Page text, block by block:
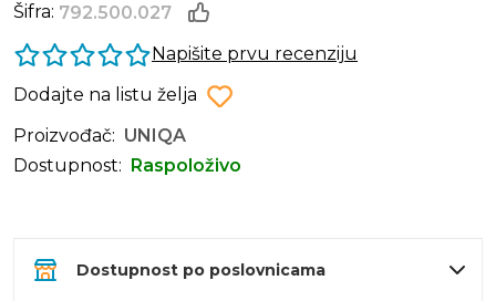
Šifra: 792.500.027
Napišite prvu recenziju
Dodajte na listu želja
Proizvođač: UNIQA
Dostupnost:
Raspoloživo
Dostupnost po poslovnicama